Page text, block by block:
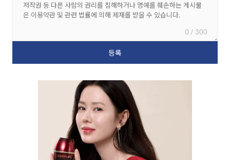
0 / 300